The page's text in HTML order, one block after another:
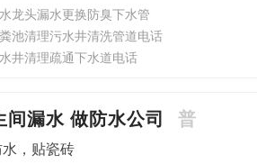
龙头漏水更换防臭下水管
池清理污水井清洗管道电话
井清理疏通下水道电话
漏水 做防水公司 普
，贴瓷砖